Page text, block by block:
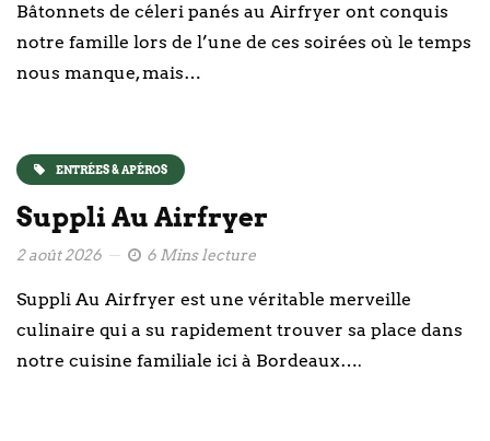
Bâtonnets de céleri panés au Airfryer ont conquis
notre famille lors de l’une de ces soirées où le temps
nous manque, mais…
ENTRÉES & APÉROS
Suppli Au Airfryer
2 août 2026 6 Mins lecture
Suppli Au Airfryer est une véritable merveille
culinaire qui a su rapidement trouver sa place dans
notre cuisine familiale ici à Bordeaux….